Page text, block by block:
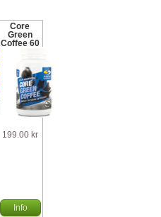
Core
Green
Coffee 60
199.00 kr
Info